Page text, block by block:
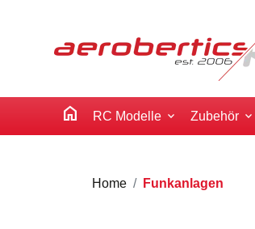
home RC Modelle Zubehör
Home Funkanlagen